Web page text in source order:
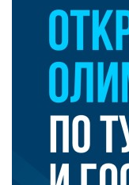
АДРЕС
141221,
ТЕЛЕФОНЫ
+7 (495) 940
+7 (495) 940
E-MAIL